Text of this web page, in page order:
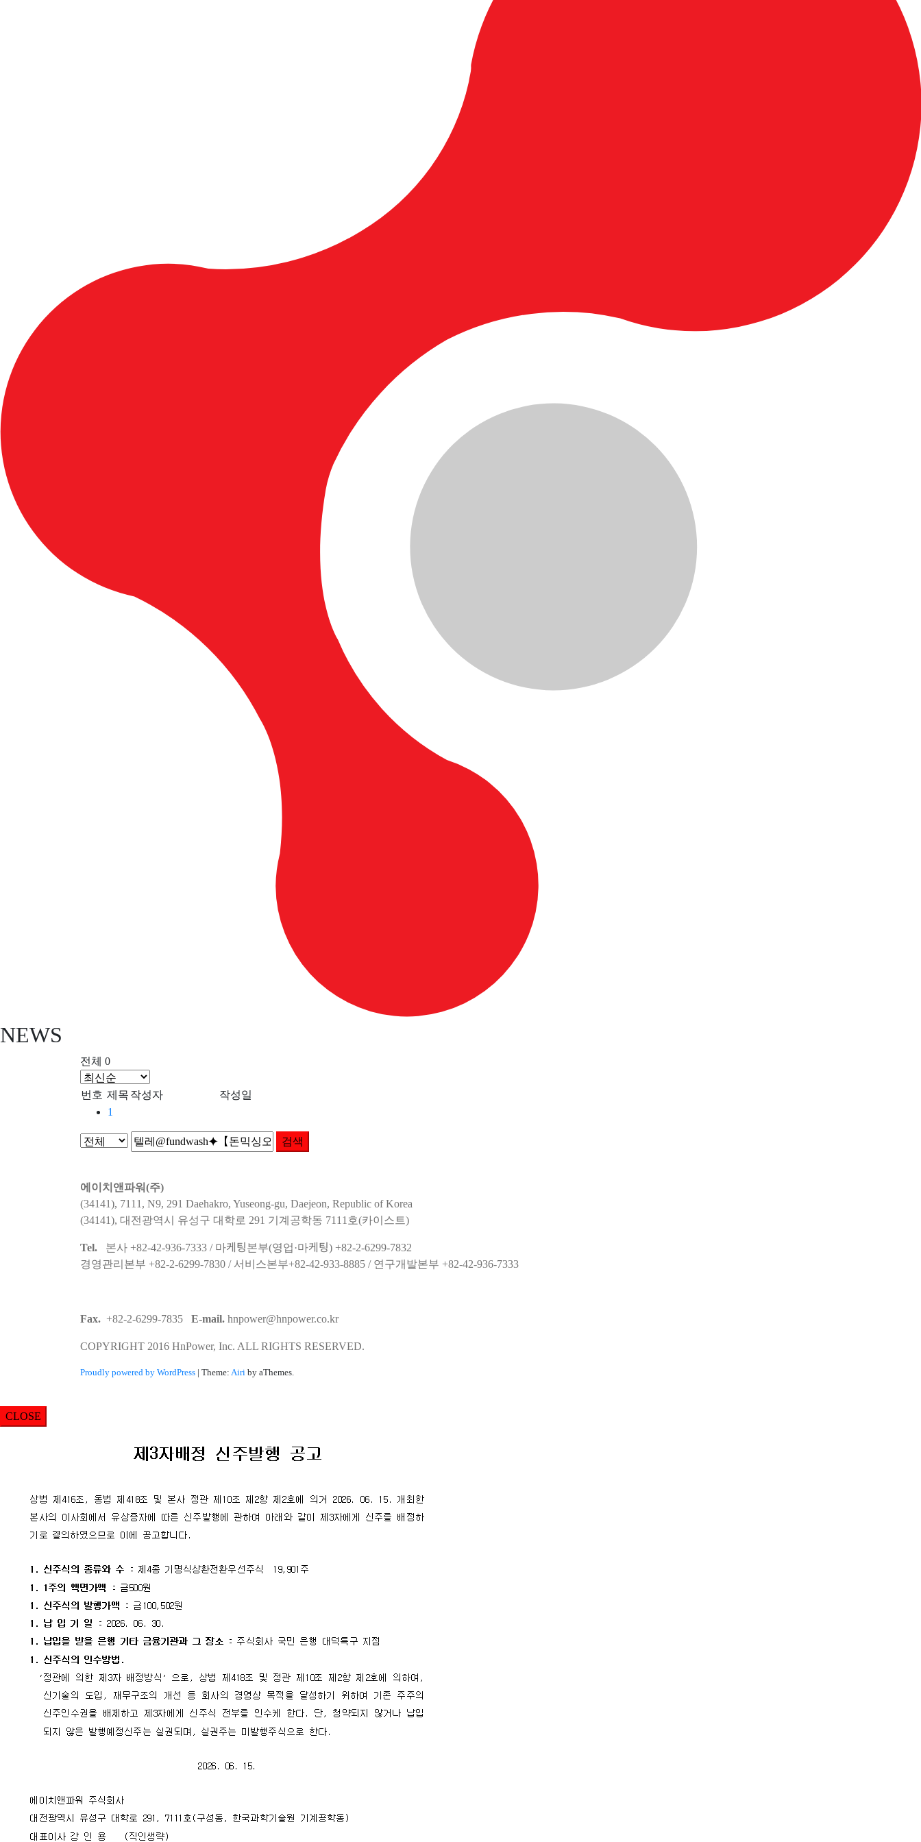
NEWS
전체 0
번호 제목 작성자
작성일
1
검색
에이치앤파워(주)
(34141), 7111, N9, 291 Daehakro, Yuseong-gu, Daejeon, Republic of Korea
(34141), 대전광역시 유성구 대학로 291 기계공학동 7111호(카이스트)
Tel. 본사 +82-42-936-7333 / 마케팅본부(영업·마케팅) +82-2-6299-7832
경영관리본부 +82-2-6299-7830 / 서비스본부+82-42-933-8885 / 연구개발본부 +82-42-936-7333
Fax. +82-2-6299-7835 E-mail. hnpower@hnpower.co.kr
COPYRIGHT 2016 HnPower, Inc. ALL RIGHTS RESERVED.
Proudly powered by WordPress | Theme: Airi by aThemes.
CLOSE